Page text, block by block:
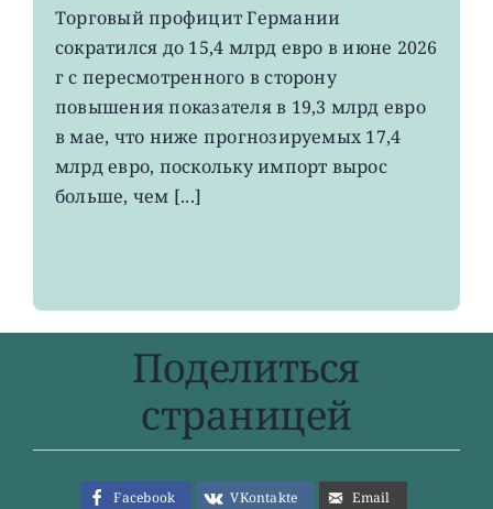
EWG:
немецкий
экспорт
вырос
4-
летнего
Торговый профицит Германии
сократился до 15,4 млрд евро в июне 2026
г с пересмотренного в сторону
повышения показателя в 19,3 млрд евро
в мае, что ниже прогнозируемых 17,4
млрд евро, поскольку импорт вырос
больше, чем [...]
Поделиться
страницей
Facebook VKontakte
Email